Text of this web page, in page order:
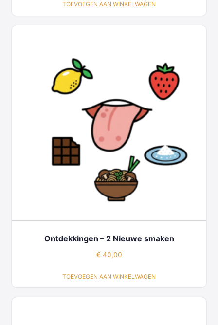
TOEVOEGEN AAN WINKELWAGEN
Ontdekkingen – 2 Nieuwe smaken
€ 40,00
TOEVOEGEN AAN WINKELWAGEN